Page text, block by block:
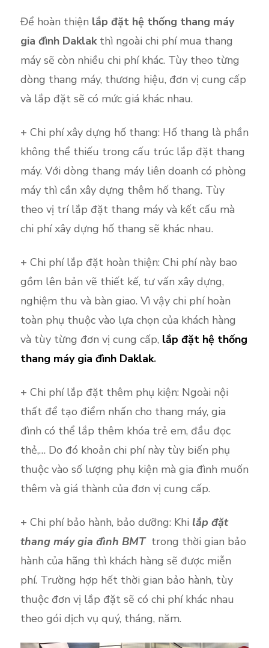
Để hoàn thiện lắp đặt hệ thống thang máy
gia đình Daklak thì ngoài chi phí mua thang
máy sẽ còn nhiều chi phí khác. Tùy theo từng
dòng thang máy, thương hiệu, đơn vị cung cấp
và lắp đặt sẽ có mức giá khác nhau.
+ Chi phí xây dựng hố thang: Hố thang là phần
không thể thiếu trong cấu trúc lắp đặt thang
máy. Với dòng thang máy liên doanh có phòng
máy thì cần xây dựng thêm hố thang. Tùy
theo vị trí lắp đặt thang máy và kết cấu mà
chi phí xây dựng hố thang sẽ khác nhau.
+ Chi phí lắp đặt hoàn thiện: Chi phí này bao
gồm lên bản vẽ thiết kế, tư vấn xây dựng,
nghiệm thu và bàn giao. Vì vậy chi phí hoàn
toàn phụ thuộc vào lựa chọn của khách hàng
và tùy từng đơn vị cung cấp, lắp đặt hệ thống
thang máy gia đình Daklak.
+ Chi phí lắp đặt thêm phụ kiện: Ngoài nội
thất để tạo điểm nhấn cho thang máy, gia
đình có thể lắp thêm khóa trẻ em, đầu đọc
thẻ,… Do đó khoản chi phí này tùy biến phụ
thuộc vào số lượng phụ kiện mà gia đình muốn
thêm và giá thành của đơn vị cung cấp.
+ Chi phí bảo hành, bảo dưỡng: Khi lắp đặt
thang máy gia đình BMTtrong thời gian bảo
hành của hãng thì khách hàng sẽ được miễn
phí. Trường hợp hết thời gian bảo hành, tùy
thuộc đơn vị lắp đặt sẽ có chi phí khác nhau
theo gói dịch vụ quý, tháng, năm.